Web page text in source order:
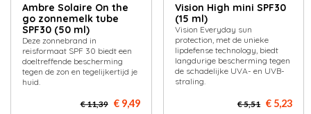
Ambre Solaire On the
go zonnemelk tube
SPF30 (50 ml)
Deze zonnebrand in
reisformaat SPF 30 biedt een
doeltreffende bescherming
tegen de zon en tegelijkertijd je
huid.
€ 11,39 € 9,49
Vision High mini SPF30
(15 ml)
Vision Everyday sun
protection, met de unieke
lipdefense technology, biedt
langdurige bescherming tegen
de schadelijke UVA- en UVB-
straling.
€ 5,51 € 5,23